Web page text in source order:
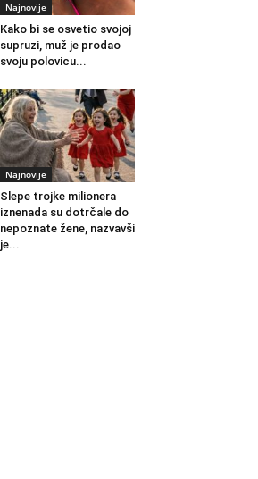
Najnovije
Kako bi se osvetio svojoj
supruzi, muž je prodao
svoju polovicu...
Najnovije
Slepe trojke milionera
iznenada su dotrčale do
nepoznate žene, nazvavši
je...